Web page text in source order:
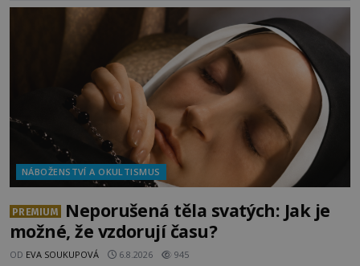
NÁBOŽENSTVÍ A OKULTISMUS
PREMIUM
Neporušená těla svatých: Jak je
možné, že vzdorují času?
OD EVA SOUKUPOVÁ 6.8.2026 945